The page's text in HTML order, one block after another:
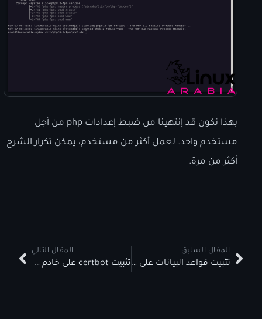
بهذا نكون قد إنتهينا من ضبط إعدادات php من أجل
مستخدم واحد. لعمل أكثر من مستخدم، يمكن تكرار الشرح
أكثر من مرة.
المقال السابق
تثبيت قواعد البيانات على Debian
المقال التالي
تثبيت certbot على خادم Debian